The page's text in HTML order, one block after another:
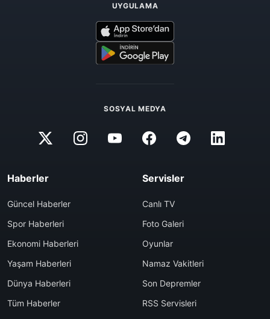
UYGULAMA
SOSYAL MEDYA
Haberler
Güncel Haberler
Spor Haberleri
Ekonomi Haberleri
Yaşam Haberleri
Dünya Haberleri
Tüm Haberler
Servisler
Canlı TV
Foto Galeri
Oyunlar
Namaz Vakitleri
Son Depremler
RSS Servisleri